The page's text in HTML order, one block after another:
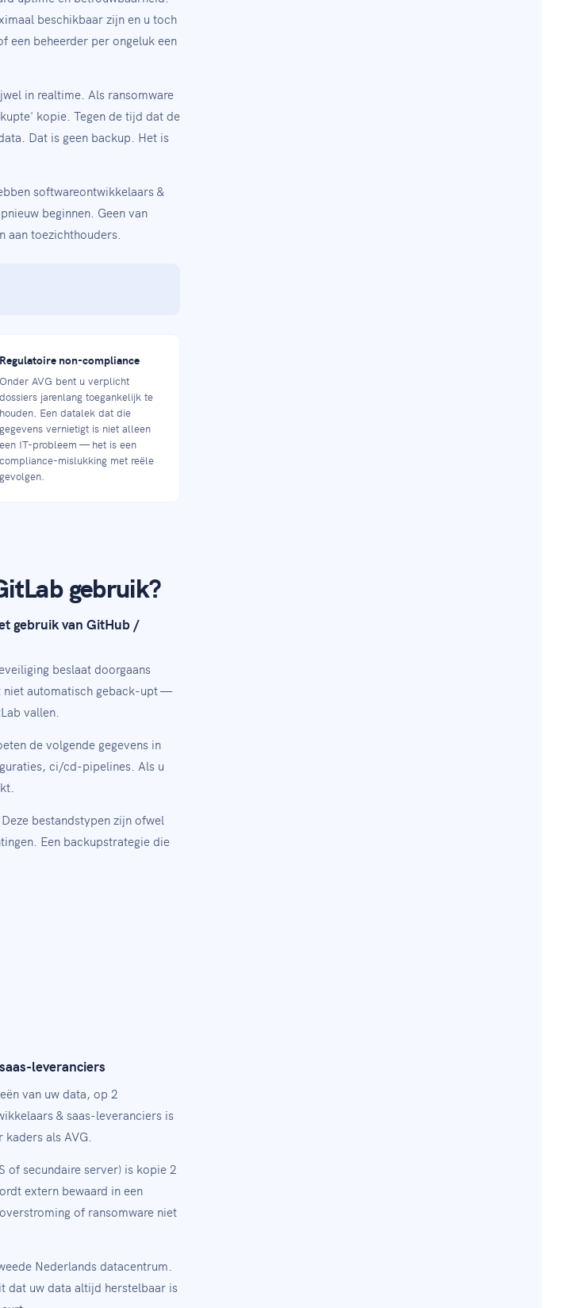
beschikbaar zijn en u toch
een beheerder per ongeluk een
in realtime. Als ransomware
kopie. Tegen de tijd dat de
Dat is geen backup. Het is
softwareontwikkelaars &
beginnen. Geen van
aan toezichthouders.
Regulatoire non-compliance
Onder AVG bent u verplicht
dossiers jarenlang toegankelijk te
houden. Een datalek dat die
gegevens vernietigt is niet alleen
een IT-probleem — het is een
compliance-mislukking met reële
gevolgen.
gebruik?
gebruik van GitHub /
beslaat doorgaans
niet automatisch geback-upt —
vallen.
de volgende gegevens in
ci/cd-pipelines. Als u
bestandstypen zijn ofwel
Een backupstrategie die
leveranciers
van uw data, op 2
& saas-leveranciers is
als AVG.
of secundaire server) is kopie 2
extern bewaard in een
of ransomware niet
Nederlands datacentrum.
dat uw data altijd herstelbaar is